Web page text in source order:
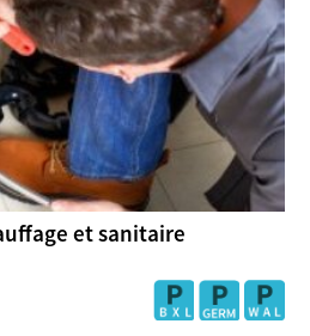
et sanitaire